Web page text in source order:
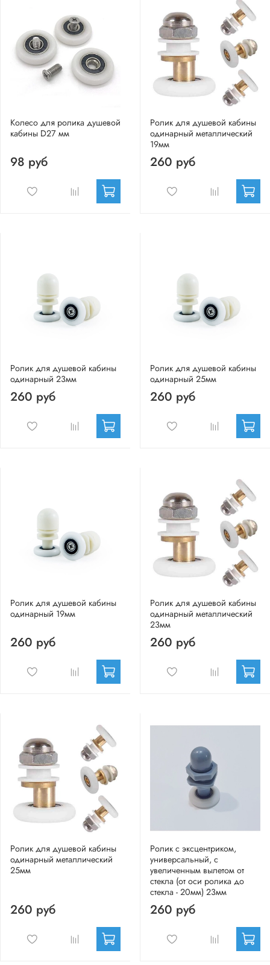
Колесо для ролика душевой
кабины D27 мм
98 руб
Ролик для душевой кабины
одинарный металлический
19мм
260 руб
Ролик для душевой кабины
одинарный 23мм
260 руб
Ролик для душевой кабины
одинарный 25мм
260 руб
Ролик для душевой кабины
одинарный 19мм
260 руб
Ролик для душевой кабины
одинарный металлический
23мм
260 руб
Ролик для душевой кабины
одинарный металлический
25мм
260 руб
Ролик с эксцентриком,
универсальный, с
увеличенным вылетом от
стекла (от оси ролика до
стекла - 20мм) 23мм
260 руб